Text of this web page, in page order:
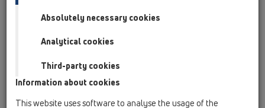
Absolutely necessary cookies
Analytical cookies
Third-party cookies
Information about cookies
This website uses software to analyse the usage of the